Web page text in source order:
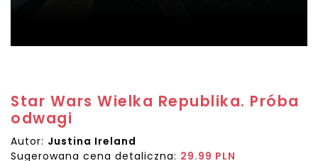
Star Wars Wielka Republika. Próba
odwagi
Autor: Justina Ireland
Sugerowana cena detaliczna: 29.99 PLN